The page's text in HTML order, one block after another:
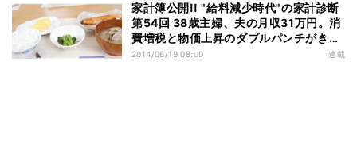
家計簿公開!! "給料減少時代"の家計診断
第54回 38歳主婦、夫の月収31万円。消
費増税と物価上昇のダブルパンチがきい
てきた…
2014/06/19 08:00 連載